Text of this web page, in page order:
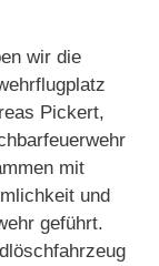
wir die
Pickert,
mit
und
geführt.